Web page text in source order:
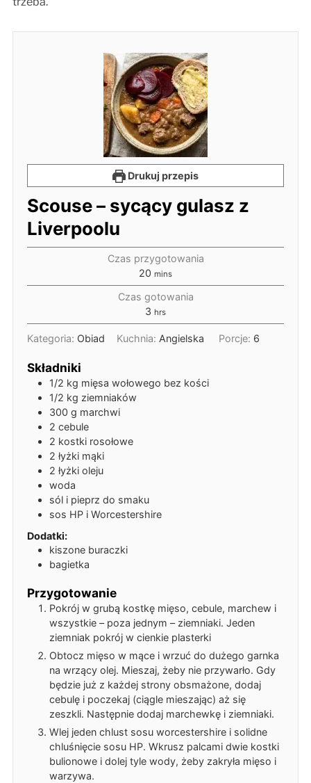
Drukuj przepis
Scouse – sycący gulasz z
Liverpoolu
Czas przygotowania
20 mins
Czas gotowania
3 hrs
Kategoria: Obiad Kuchnia: Angielska Porcje: 6
Składniki
1/2 kg mięsa wołowego bez kości
1/2 kg ziemniaków
300 g marchwi
2 cebule
2 kostki rosołowe
2 łyżki mąki
2 łyżki oleju
woda
sól i pieprz do smaku
sos HP i Worcestershire
Dodatki:
kiszone buraczki
bagietka
Przygotowanie
Pokrój w grubą kostkę mięso, cebule, marchew i
wszystkie – poza jednym – ziemniaki. Jeden
ziemniak pokrój w cienkie plasterki
Obtocz mięso w mące i wrzuć do dużego garnka
na wrzący olej. Mieszaj, żeby nie przywarło. Gdy
będzie już z każdej strony obsmażone, dodaj
cebulę i poczekaj (ciągle mieszając) aż się
zeszkli. Następnie dodaj marchewkę i ziemniaki.
Wlej jeden chlust sosu worcestershire i solidne
chluśnięcie sosu HP. Wkrusz palcami dwie kostki
bulionowe i dolej tyle wody, żeby zakryła mięso i
warzywa.